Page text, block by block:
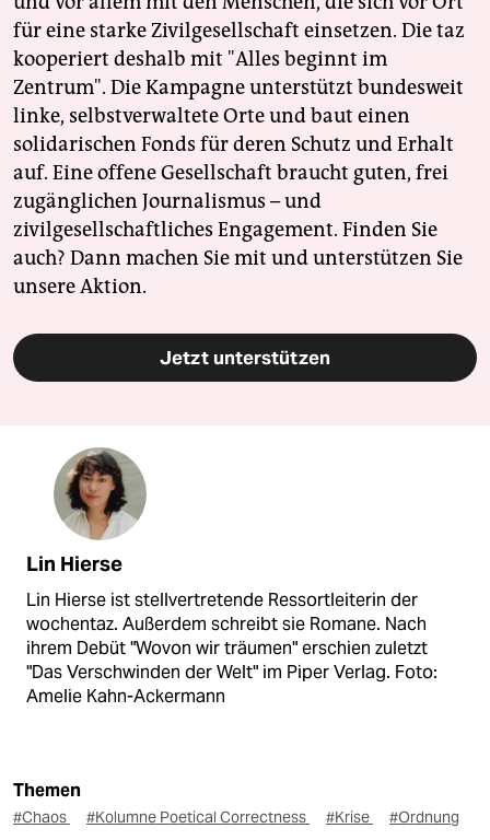
für eine starke Zivilgesellschaft einsetzen. Die taz
kooperiert deshalb mit "Alles beginnt im
Zentrum". Die Kampagne unterstützt bundesweit
linke, selbstverwaltete Orte und baut einen
solidarischen Fonds für deren Schutz und Erhalt
auf. Eine offene Gesellschaft braucht guten, frei
zugänglichen Journalismus – und
zivilgesellschaftliches Engagement. Finden Sie
auch? Dann machen Sie mit und unterstützen Sie
unsere Aktion.
Jetzt unterstützen
Lin Hierse
Lin Hierse ist stellvertretende Ressortleiterin der
wochentaz. Außerdem schreibt sie Romane. Nach
ihrem Debüt "Wovon wir träumen" erschien zuletzt
"Das Verschwinden der Welt" im Piper Verlag. Foto:
Amelie Kahn-Ackermann
Themen
#Chaos #Kolumne Poetical Correctness #Krise #Ordnung